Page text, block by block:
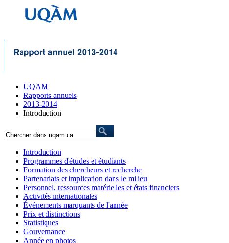
UQAM
Rapports annuels
2013-2014
Introduction
Introduction
Programmes d'études et étudiants
Formation des chercheurs et recherche
Partenariats et implication dans le milieu
Personnel, ressources matérielles et états financiers
Activités internationales
Événements marquants de l'année
Prix et distinctions
Statistiques
Gouvernance
Année en photos